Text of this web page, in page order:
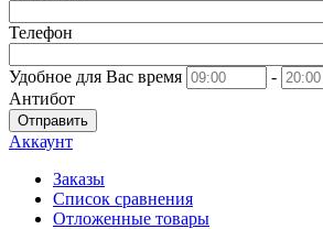
Телефон
Удобное для Вас время
-
Антибот
Отправить
Аккаунт
Заказы
Список сравнения
Отложенные товары